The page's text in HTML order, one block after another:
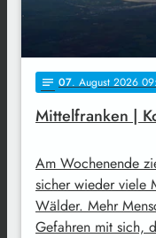
notes 07. August 2026
Mittelfranken |
Am Wochenende
sicher wieder viele
Wälder. Mehr
Gefahren mit sich,